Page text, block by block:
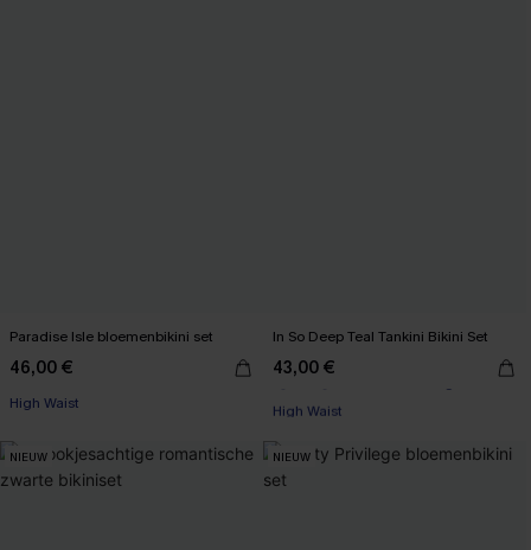
Paradise Isle bloemenbikini set
46,00 €
High Waist
In So Deep Teal Tankini Bikini Set
43,00 €
【AG18】2 met 10% korting
High Waist
NIEUW NIEUW